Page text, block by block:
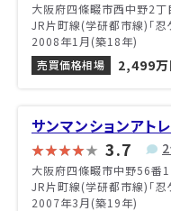
大阪府四條畷市西中野2
JR片町線(学研都市線)「忍
2008年1月(築18年)
売買価格相場
2,499万
サンマンションアト
3.7
大阪府四條畷市中野56番
JR片町線(学研都市線)「忍
2007年3月(築19年)